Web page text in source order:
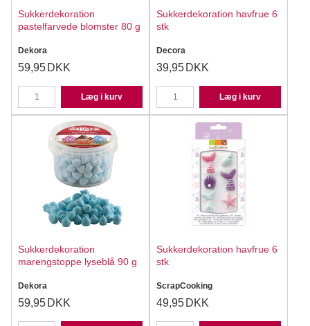
Sukkerdekoration
pastelfarvede blomster 80 g
Dekora
59,95 DKK
Læg i kurv
Sukkerdekoration havfrue 6
stk
Decora
39,95 DKK
Læg i kurv
Sukkerdekoration
marengstoppe lyseblå 90 g
Dekora
59,95 DKK
Sukkerdekoration havfrue 6
stk
ScrapCooking
49,95 DKK